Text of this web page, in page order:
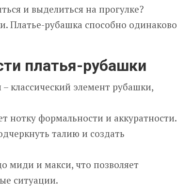
и выделиться на прогулке?
Платье-рубашка способно одинаково
платья-рубашки
классический элемент рубашки,
нотку формальности и аккуратности.
талию и создать
миди и макси, что позволяет
ситуации.